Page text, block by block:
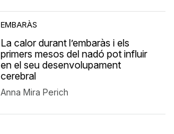
EMBARÀS
La calor durant l’embaràs i els
primers mesos del nadó pot influir
en el seu desenvolupament
cerebral
Anna Mira Perich